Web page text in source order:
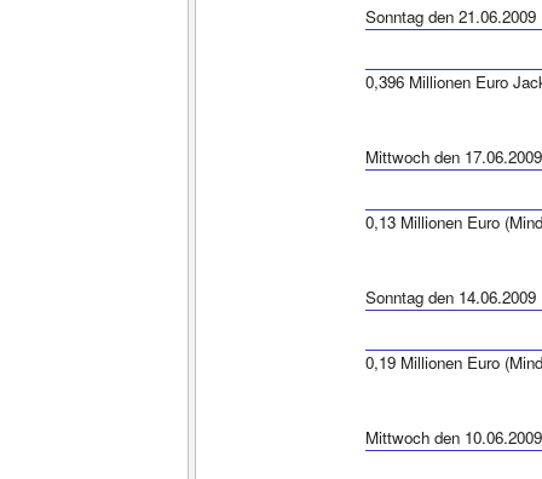
Sonntag den 21.06.2009
0,396 Millionen Euro
Mittwoch den 17.06.2009
0,13 Millionen Euro
Sonntag den 14.06.2009
0,19 Millionen Euro
Mittwoch den 10.06.2009